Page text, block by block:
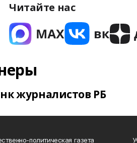
Читайте нас
журналистов РБ
политическая газета